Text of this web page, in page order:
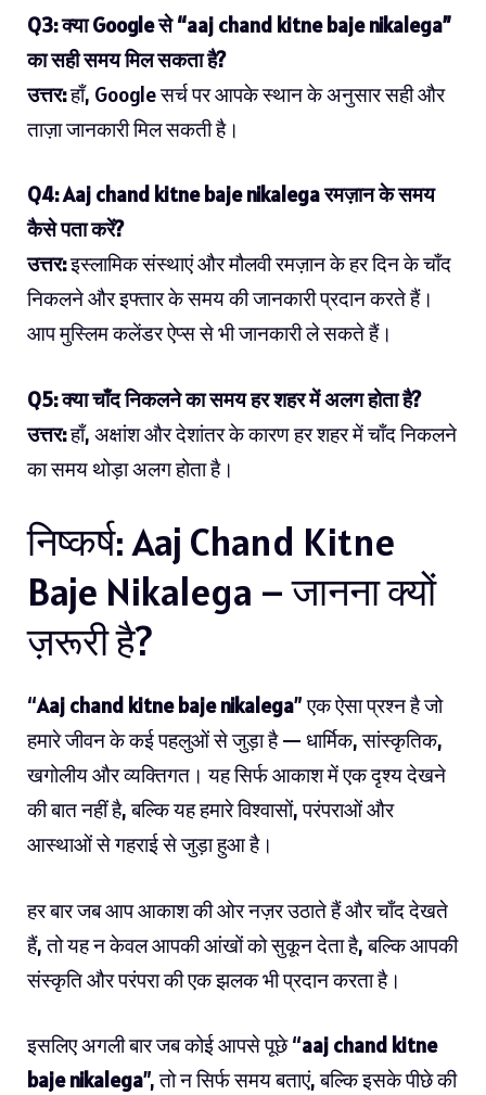
Q3: क्या Google से “aaj chand kitne baje nikalega”
का सही समय मिल सकता है?
उत्तर:हाँ, Google सर्च पर आपके स्थान के अनुसार सही और
ताज़ा जानकारी मिल सकती है।
Q4: Aaj chand kitne baje nikalega रमज़ान के समय
कैसे पता करें?
उत्तर:इस्लामिक संस्थाएं और मौलवी रमज़ान के हर दिन के चाँद
निकलने और इफ्तार के समय की जानकारी प्रदान करते हैं।
आप मुस्लिम कलेंडर ऐप्स से भी जानकारी ले सकते हैं।
Q5: क्या चाँद निकलने का समय हर शहर में अलग होता है?
उत्तर:हाँ, अक्षांश और देशांतर के कारण हर शहर में चाँद निकलने
का समय थोड़ा अलग होता है।
निष्कर्ष: Aaj Chand Kitne
Baje Nikalega – जानना क्यों
ज़रूरी है?
“Aaj chand kitne baje nikalega” एक ऐसा प्रश्न हैजो
हमारे जीवनके कई पहलुओं से जुड़ा है — धार्मिक, सांस्कृतिक,
खगोलीय और व्यक्तिगत। यह सिर्फ आकाश में एक दृश्य देखने
की बात नहीं है, बल्कि यह हमारे विश्वासों, परंपराओं और
आस्थाओं से गहराई से जुड़ा हुआ है।
हर बार जब आप आकाश की ओर नज़र उठाते हैं और चाँद देखते
हैं, तो यह न केवल आपकी आंखों को सुकून देता है, बल्कि आपकी
संस्कृति और परंपरा की एक झलक भी प्रदान करता है।
इसलिए अगली बार जब कोई आपसे पूछे “aaj chand kitne
baje nikalega”, तो न सिर्फ समय बताएं, बल्कि इसके पीछे की